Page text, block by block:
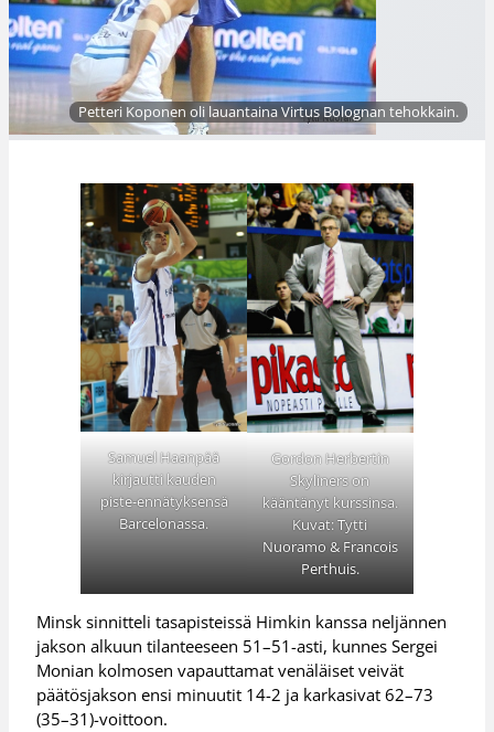
Petteri Koponen oli lauantaina Virtus Bolognan tehokkain.
Samuel Haanpää
kirjautti kauden
piste-ennätyksensä
Barcelonassa.
Gordon Herbertin
Skyliners on
kääntänyt kurssinsa.
Kuvat: Tytti
Nuoramo & Francois
Perthuis.
Minsk sinnitteli tasapisteissä Himkin kanssa neljännen
jakson alkuun tilanteeseen 51–51-asti, kunnes Sergei
Monian kolmosen vapauttamat venäläiset veivät
päätösjakson ensi minuutit 14-2 ja karkasivat 62–73
(35–31)-voittoon.